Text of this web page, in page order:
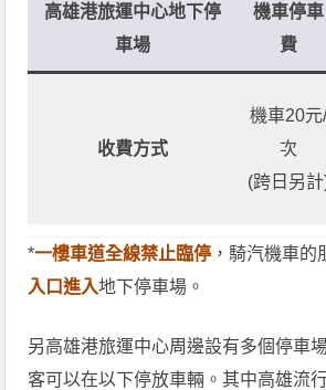
高雄港旅運中心地下停
車場
機車停車
費
收費方式
機車20元
次
(跨日另
*一樓車道全線禁止臨停 ，騎汽機車的
入口進入地下停車場。
另高雄港旅運中心周邊設有多個停車
客可以在以下停放車輛。其中高雄流